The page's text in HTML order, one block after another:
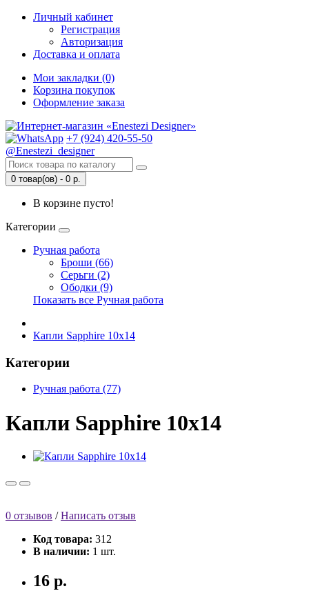
Личный кабинет
Регистрация
Авторизация
Доставка и оплата
Мои закладки (0)
Корзина покупок
Оформление заказа
+7 (924) 420-55-50
@Enestezi_designer
0 товар(ов) - 0 р.
В корзине пусто!
Категории
Ручная работа
Броши (66)
Серьги (2)
Ободки (9)
Показать все Ручная работа
Капли Sapphire 10x14
Категории
Ручная работа (77)
Капли Sapphire 10x14
0 отзывов /Написать отзыв
Код товара: 312
В наличии: 1 шт.
16 р.